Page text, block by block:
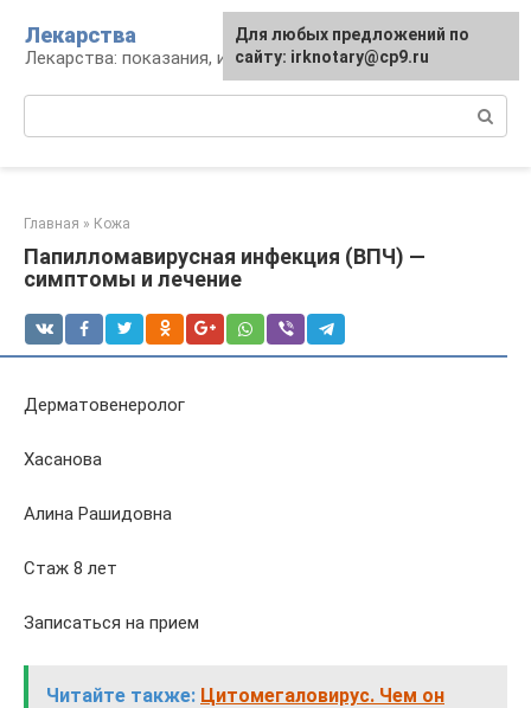
контенту
Лекарства
Лекарства: показания, инструкция, аналоги
Главная » Кожа
Папилломавирусная инфекция (ВПЧ) —
симптомы и лечение
Дерматовенеролог
Хасанова
Алина Рашидовна
Стаж 8 лет
Записаться на прием
Читайте также: Цитомегаловирус. Чем он
Для любых предложений по
сайту: irknotary@cp9.ru